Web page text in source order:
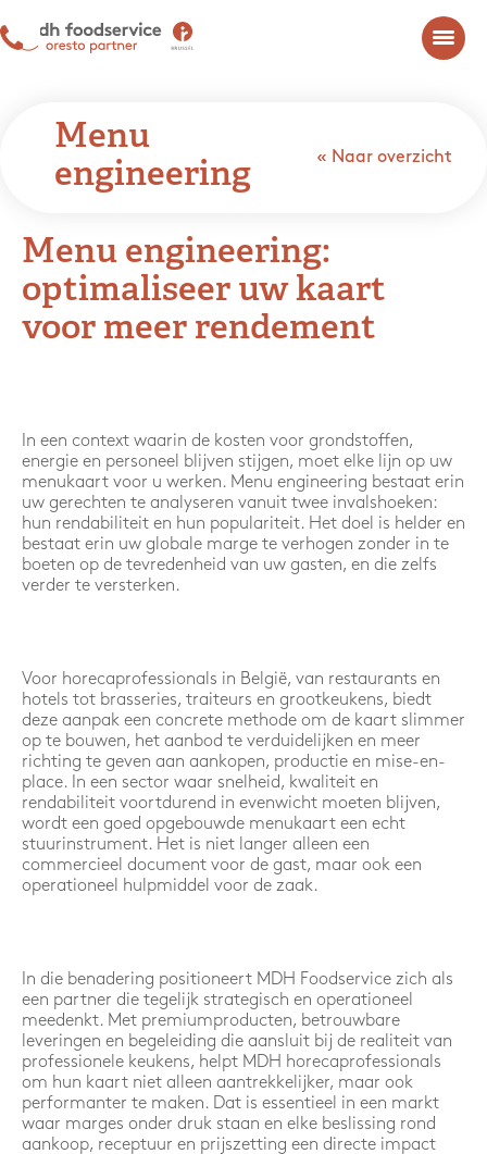
Menu
engineering
« Naar overzicht
Menu engineering:
optimaliseer uw kaart
voor meer rendement
In een context waarin de kosten voor grondstoffen,
energie en personeel blijven stijgen, moet elke lijn op uw
menukaart voor u werken. Menu engineering bestaat erin
uw gerechten te analyseren vanuit twee invalshoeken:
hun rendabiliteit en hun populariteit. Het doel is helder en
bestaat erin uw globale marge te verhogen zonder in te
boeten op de tevredenheid van uw gasten, en die zelfs
verder te versterken.
Voor horecaprofessionals in België, van restaurants en
hotels tot brasseries, traiteurs en grootkeukens, biedt
deze aanpak een concrete methode om de kaart slimmer
op te bouwen, het aanbod te verduidelijken en meer
richting te geven aan aankopen, productie en mise-en-
place. In een sector waar snelheid, kwaliteit en
rendabiliteit voortdurend in evenwicht moeten blijven,
wordt een goed opgebouwde menukaart een echt
stuurinstrument. Het is niet langer alleen een
commercieel document voor de gast, maar ook een
operationeel hulpmiddel voor de zaak.
In die benadering positioneert MDH Foodservice zich als
een partner die tegelijk strategisch en operationeel
meedenkt. Met premiumproducten, betrouwbare
leveringen en begeleiding die aansluit bij de realiteit van
professionele keukens, helpt MDH horecaprofessionals
om hun kaart niet alleen aantrekkelijker, maar ook
performanter te maken. Dat is essentieel in een markt
waar marges onder druk staan en elke beslissing rond
aankoop, receptuur en prijszetting een directe impact